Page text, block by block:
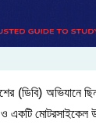
(ডিবি) অভিযানে
ও একটি মোটরসাইকেল